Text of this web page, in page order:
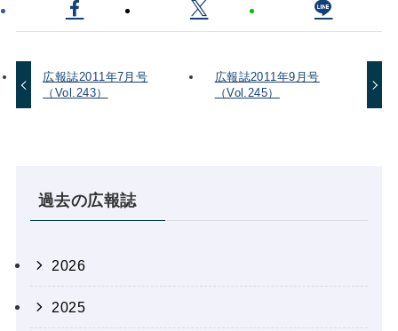
広報誌2011年7月号
（Vol.243）
広報誌2011年9月号
（Vol.245）
過去の広報誌
2026
2025